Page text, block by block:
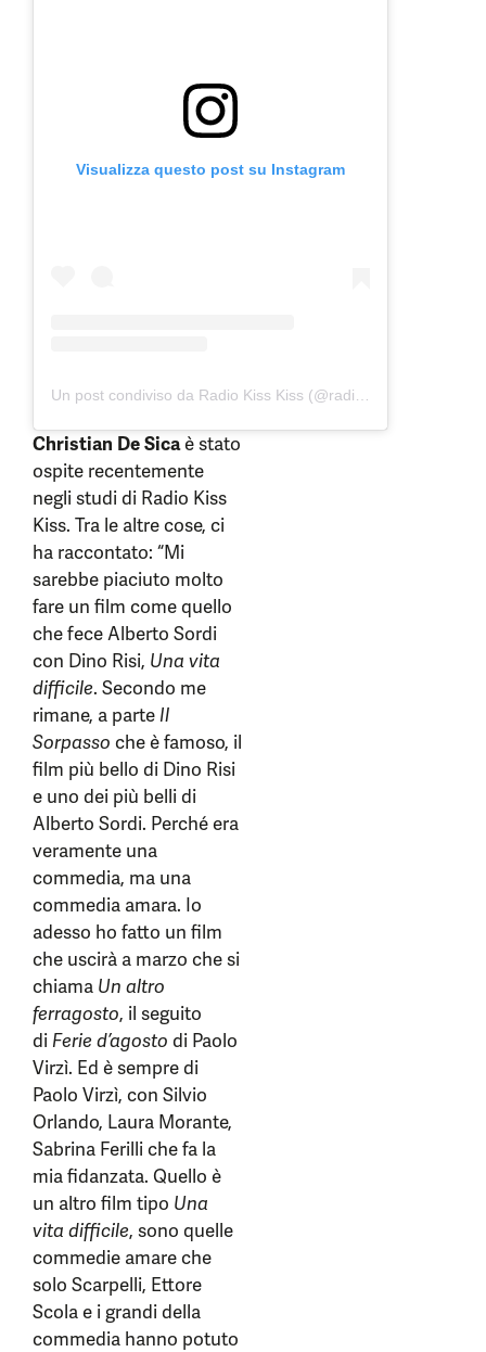
Visualizza questo post su Instagram
Christian De Sicaè stato
ospite recentemente
negli studi di Radio Kiss
Kiss. Tra le altre cose, ci
ha raccontato: “Mi
sarebbe piaciuto molto
fare un film come quello
che fece Alberto Sordi
con Dino Risi, Una vita
difficile. Secondo me
rimane, a parte Il
Sorpasso che è famoso, il
film più bello di Dino Risi
e uno dei più belli di
Alberto Sordi. Perché era
veramente una
commedia, ma una
commedia amara. Io
adesso ho fatto un film
che uscirà a marzo che si
chiama Un altro
ferragosto, il seguito
di Ferie d’agosto di Paolo
Virzì. Ed è sempre di
Paolo Virzì, con Silvio
Orlando, Laura Morante,
Sabrina Ferilli che fa la
mia fidanzata. Quello è
un altro film tipo Una
vita difficile, sono quelle
commedie amare che
solo Scarpelli, Ettore
Scola e i grandi della
commedia hanno potuto